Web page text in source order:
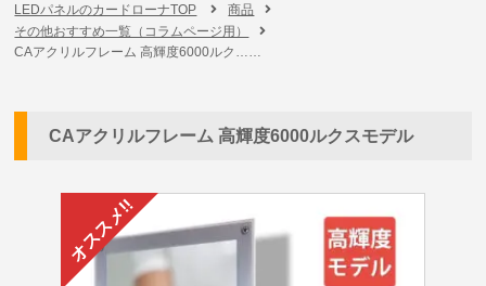
LEDパネルのカードローナTOP
商品
その他おすすめ一覧（コラムページ用）
CAアクリルフレーム 高輝度6000ルク……
CAアクリルフレーム 高輝度6000ルクスモデル